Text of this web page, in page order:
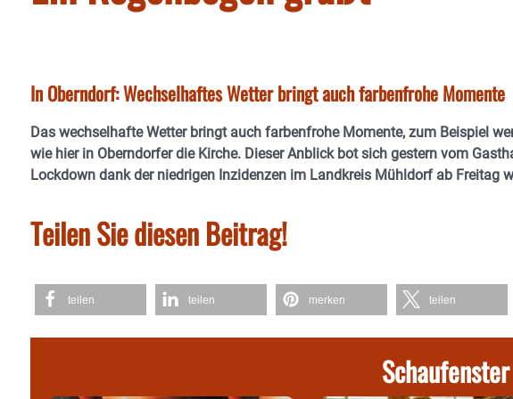
In Oberndorf: Wechselhaftes Wetter bringt auch farbenfrohe Momente
Das wechselhafte Wetter bringt auch farbenfrohe Momente, zum Beispiel
wie hier in Oberndorfer die Kirche. Dieser Anblick bot sich gestern vom
Lockdown dank der niedrigen Inzidenzen im Landkreis Mühldorf ab Freitag
Teilen Sie diesen Beitrag!
teilen teilen merken teilen
Schaufenster